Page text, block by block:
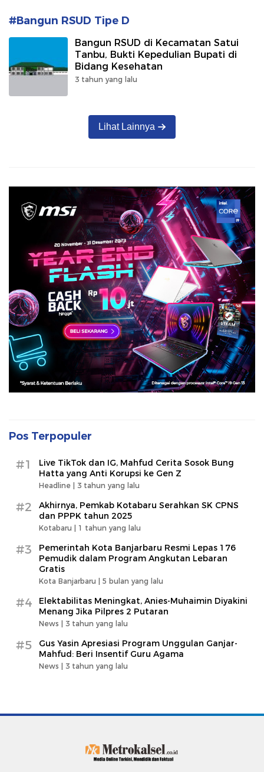
#Bangun RSUD Tipe D
Bangun RSUD di Kecamatan Satui
Tanbu, Bukti Kepedulian Bupati di
Bidang Kesehatan
3 tahun yang lalu
Lihat Lainnya
Pos Terpopuler
#1
Live TikTok dan IG, Mahfud Cerita Sosok Bung
Hatta yang Anti Korupsi ke Gen Z
Headline | 3 tahun yang lalu
#2
Akhirnya, Pemkab Kotabaru Serahkan SK CPNS
dan PPPK tahun 2025
Kotabaru | 1 tahun yang lalu
#3
Pemerintah Kota Banjarbaru Resmi Lepas 176
Pemudik dalam Program Angkutan Lebaran
Gratis
Kota Banjarbaru | 5 bulan yang lalu
#4
Elektabilitas Meningkat, Anies-Muhaimin Diyakini
Menang Jika Pilpres 2 Putaran
News | 3 tahun yang lalu
#5
Gus Yasin Apresiasi Program Unggulan Ganjar-
Mahfud: Beri Insentif Guru Agama
News | 3 tahun yang lalu